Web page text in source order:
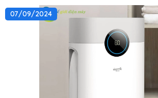
07/09/2024